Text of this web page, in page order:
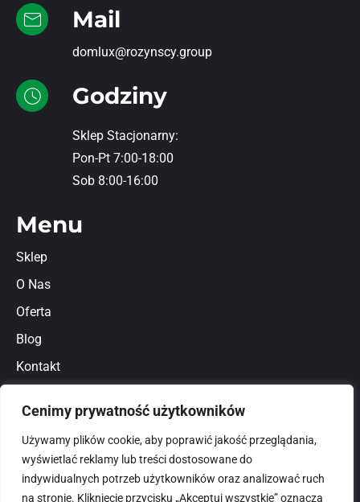
Cenimy prywatność użytkowników
Używamy plików cookie, aby poprawić jakość przeglądania,
wyświetlać reklamy lub treści dostosowane do
indywidualnych potrzeb użytkowników oraz analizować ruch
na stronie. Kliknięcie przycisku „Akceptuj wszystkie” oznacza
Mail
domlux@rozynscy.group
Godziny
Sklep Stacjonarny:
Pon-Pt 7:00-18:00
Sob 8:00-16:00
Menu
Sklep
O Nas
Oferta
Blog
Kontakt
Polityka prywatności